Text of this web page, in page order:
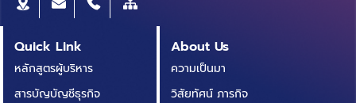
Quick Link
หลักสูตรผู้บริหาร
สารบัญบัญชีธุรกิจ
About Us
ความเป็นมา
วิสัยทัศน์ ภารกิจ